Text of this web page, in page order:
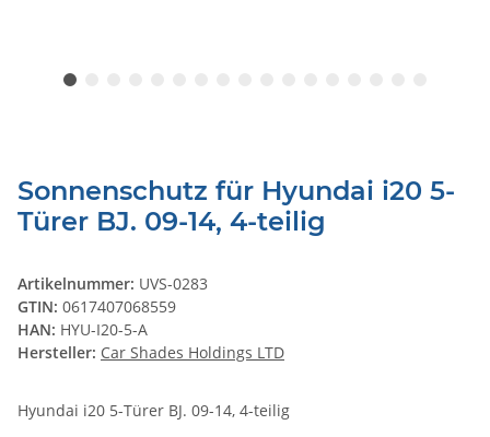
Sonnenschutz für Hyundai i20 5-
Türer BJ. 09-14, 4-teilig
Artikelnummer: UVS-0283
GTIN: 0617407068559
HAN: HYU-I20-5-A
Hersteller: Car Shades Holdings LTD
Hyundai i20 5-Türer BJ. 09-14, 4-teilig